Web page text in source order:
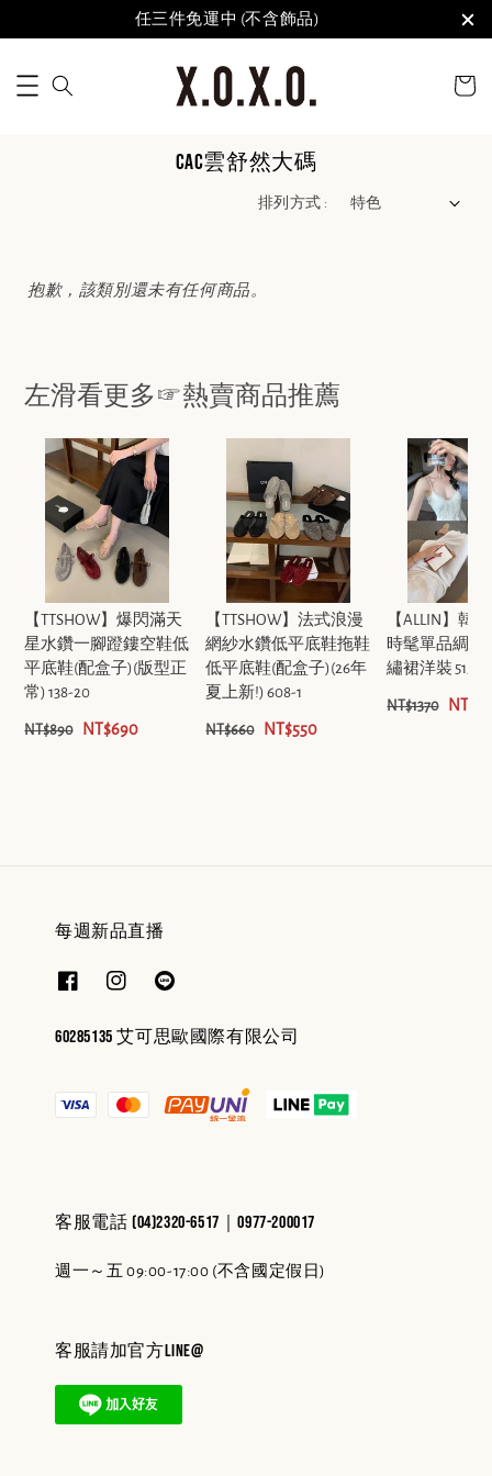
任三件免運中 (不含飾品)
CAC雲舒然大碼
排列方式 :
抱歉，該類別還未有任何商品。
左滑看更多☞熱賣商品推薦
【TTSHOW】爆閃滿天
星水鑽一腳蹬鏤空鞋低
平底鞋(配盒子)(版型正
常) 138-20
NT$890 NT$690
【TTSHOW】法式浪漫
網紗水鑽低平底鞋拖鞋
低平底鞋(配盒子)(26年
夏上新!) 608-1
NT$660 NT$550
【ALLIN】韓
時髦單品綢緞
繡裙洋裝 5152
NT$1370
每週新品直播
60285135 艾可思歐國際有限公司
客服電話 (04)2320-6517｜0977-200017
週一～五 09:00-17:00 (不含國定假日)
客服請加官方line@